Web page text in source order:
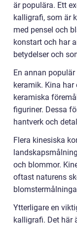
är populära. Ett
kalligrafi, som är
med pensel och
konstart och har
betydelser och
En annan
keramik. Kina
keramiska
figuriner. Dessa
hantverk och
Flera kinesiska
och blommor.
oftast naturens
Ytterligare en
kalligrafi. Det här